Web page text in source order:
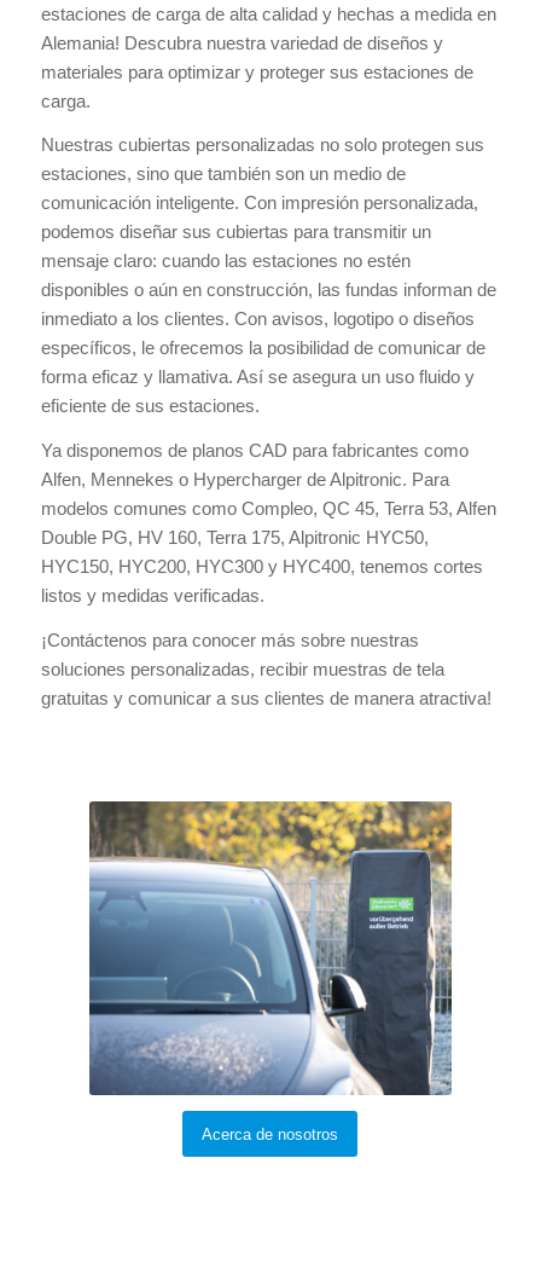
estaciones de carga de alta calidad y hechas a medida en
Alemania! Descubra nuestra variedad de diseños y
materiales para optimizar y proteger sus estaciones de
carga.
Nuestras cubiertas personalizadas no solo protegen sus
estaciones, sino que también son un medio de
comunicación inteligente. Con impresión personalizada,
podemos diseñar sus cubiertas para transmitir un
mensaje claro: cuando las estaciones no estén
disponibles o aún en construcción, las fundas informan de
inmediato a los clientes. Con avisos, logotipo o diseños
específicos, le ofrecemos la posibilidad de comunicar de
forma eficaz y llamativa. Así se asegura un uso fluido y
eficiente de sus estaciones.
Ya disponemos de planos CAD para fabricantes como
Alfen, Mennekes o Hypercharger de Alpitronic. Para
modelos comunes como Compleo, QC 45, Terra 53, Alfen
Double PG, HV 160, Terra 175, Alpitronic HYC50,
HYC150, HYC200, HYC300 y HYC400, tenemos cortes
listos y medidas verificadas.
¡Contáctenos para conocer más sobre nuestras
soluciones personalizadas, recibir muestras de tela
gratuitas y comunicar a sus clientes de manera atractiva!
Acerca de nosotros